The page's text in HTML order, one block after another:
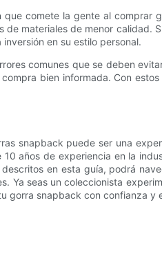
que comete la gente al
de materiales de menor calidad.
en su estilo personal.
comunes que se deben
bien informada. Con
snapback puede ser una
años de experiencia en la
en esta guía, podrá
Ya seas un coleccionista
gorra snapback con confianza y